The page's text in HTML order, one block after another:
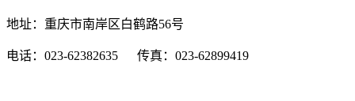
地址：重庆市南岸区白鹤路56号
电话：023-62382635 传真：023-62899419